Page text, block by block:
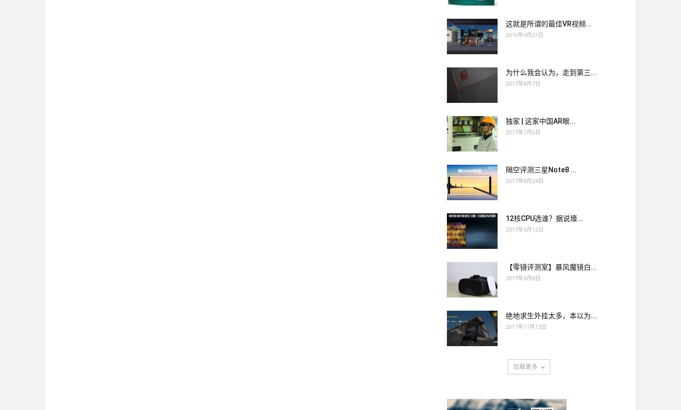
这就是所谓的最佳VR视频...
2016年9月21日
为什么我会认为，走到第三...
2017年8月7日
独家 | 这家中国AR眼...
2017年7月6日
隔空评测三星Note8 ...
2017年8月24日
12核CPU选谁？据说壕...
2017年9月12日
【零镜评测室】暴风魔镜白...
2017年8月8日
绝地求生外挂太多，本以为...
2017年11月13日
加载更多